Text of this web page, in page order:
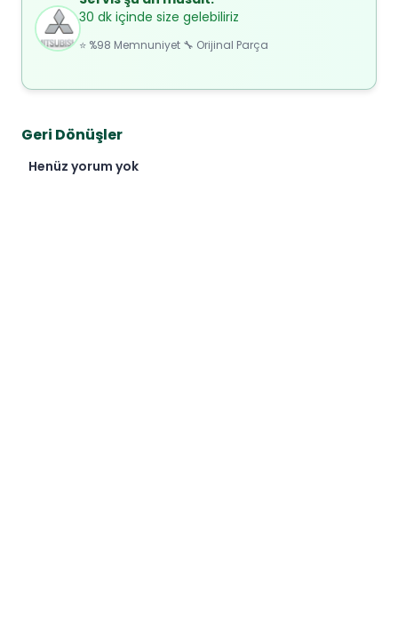
30 dk içinde size gelebiliriz
⭐ %98 Memnuniyet 🔧 Orijinal Parça
Geri Dönüşler
Henüz yorum yok